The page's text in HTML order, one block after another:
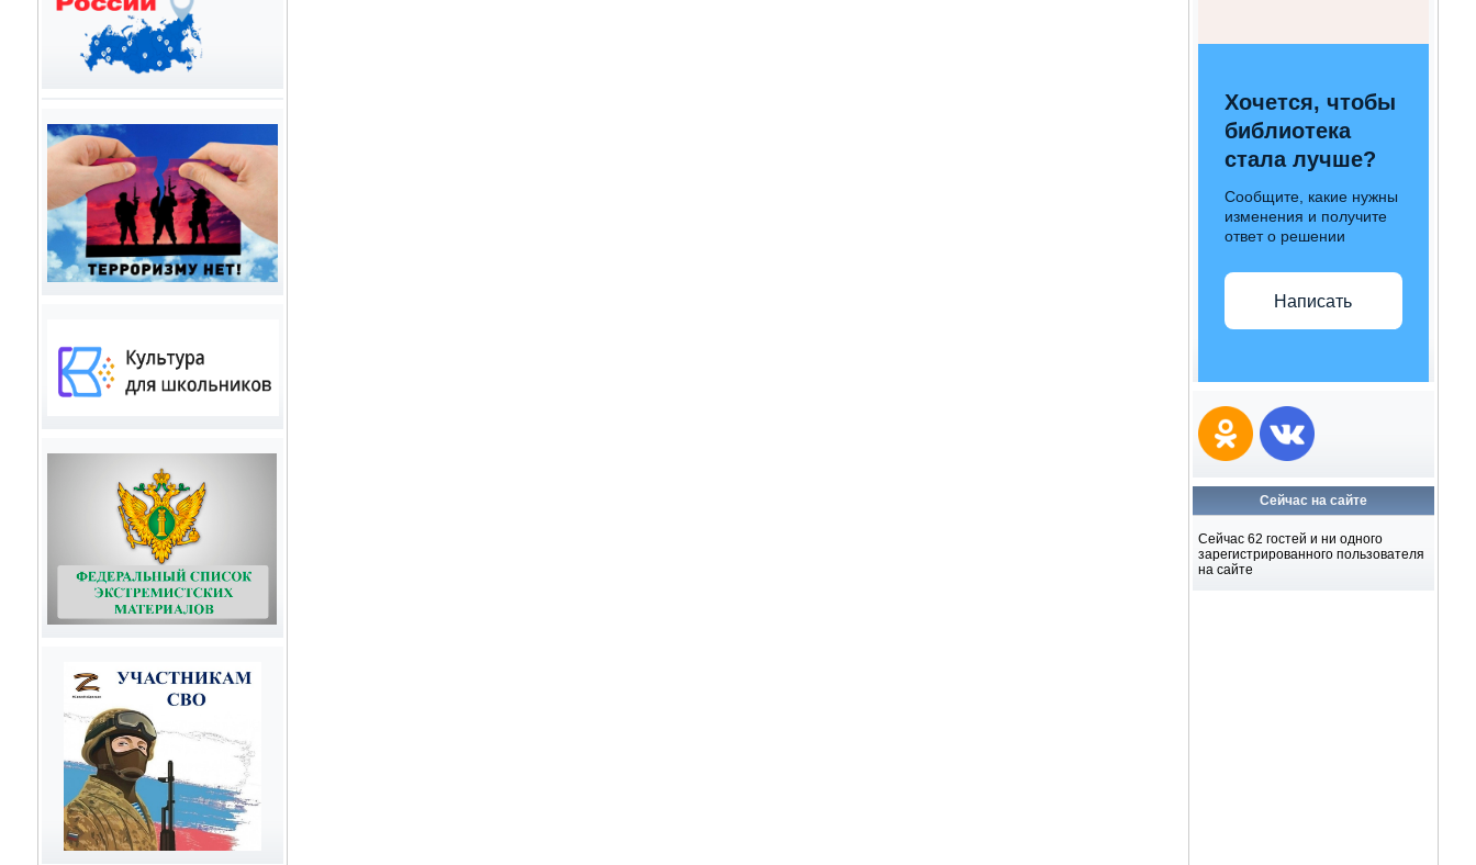
Хочется, чтобы
библиотека
стала лучше?
Сообщите, какие нужны
изменения и получите
ответ о решении
Написать
Сейчас на сайте
Сейчас 62 гостей и ни одного
зарегистрированного пользователя
на сайте